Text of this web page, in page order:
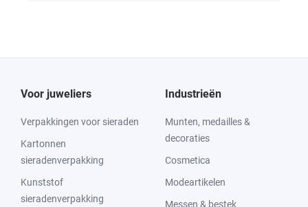
Voor juweliers
Verpakkingen voor sieraden
Kartonnen
sieradenverpakking
Kunststof
sieradenverpakking
Industrieën
Munten, medailles &
decoraties
Cosmetica
Modeartikelen
Messen & bestek